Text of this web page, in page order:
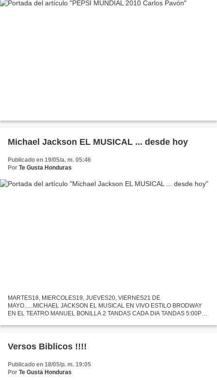
Michael Jackson EL MUSICAL ... desde hoy
Publicado en 19/05/a. m. 05:46
Por Te Gusta Honduras
MARTES18, MIERCOLES19, JUEVES20, VIERNES21 DE
MAYO......MICHAEL JACKSON EL MUSICAL EN VIVO ESTILO BRODWAY
EN EL TEATRO MANUEL BONILLA 2 TANDAS CADA DIA TANDAS 5:00PM
HONDURAS..... POSDATA: LA INTEPRETACION...
Versos Biblicos !!!!
Publicado en 18/05/p. m. 19:05
Por Te Gusta Honduras